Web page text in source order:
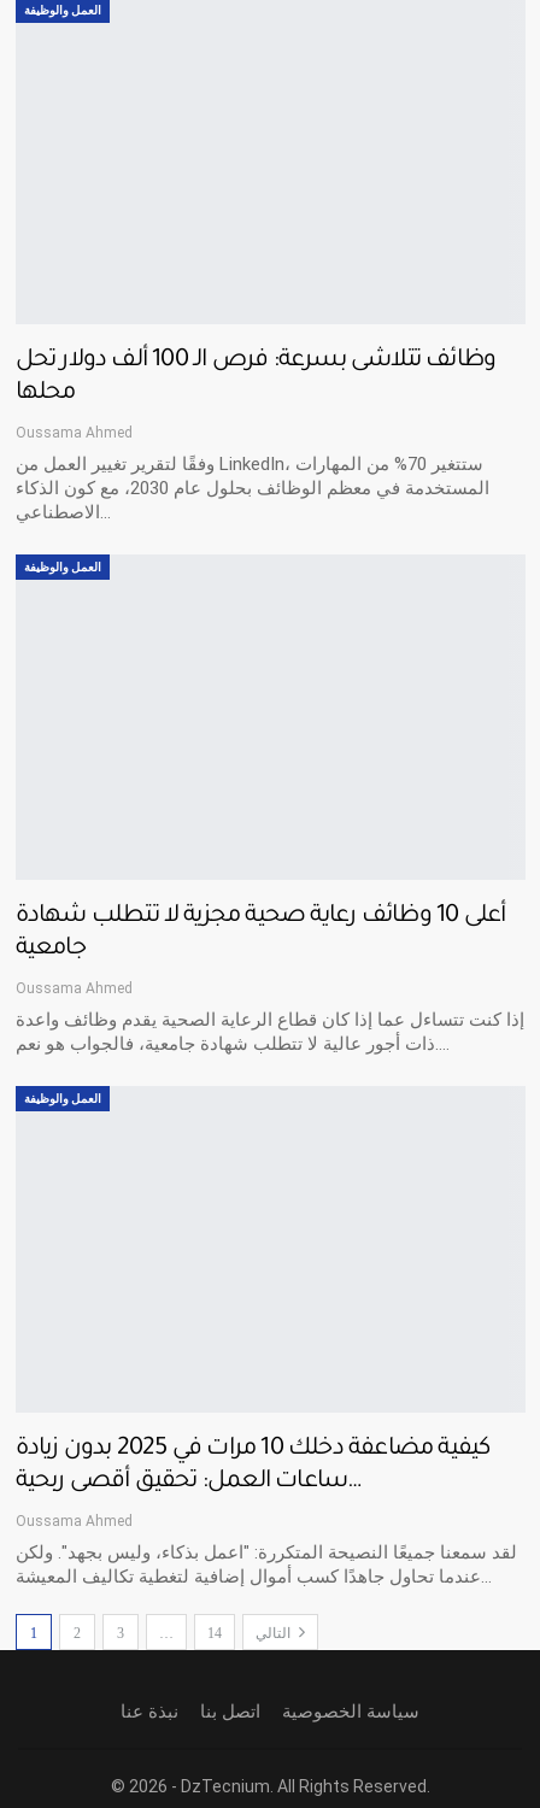
العمل والوظيفة
وظائف تتلاشى بسرعة: فرص الـ 100 ألف دولار تحل
محلها
Oussama Ahmed
وفقًا لتقرير تغيير العمل من LinkedIn، ستتغير 70% من المهارات
المستخدمة في معظم الوظائف بحلول عام 2030، مع كون الذكاء
الاصطناعي…
العمل والوظيفة
أعلى 10 وظائف رعاية صحية مجزية لا تتطلب شهادة
جامعية
Oussama Ahmed
إذا كنت تتساءل عما إذا كان قطاع الرعاية الصحية يقدم وظائف واعدة
ذات أجور عالية لا تتطلب شهادة جامعية، فالجواب هو نعم.…
العمل والوظيفة
كيفية مضاعفة دخلك 10 مرات في 2025 بدون زيادة
ساعات العمل: تحقيق أقصى ربحية…
Oussama Ahmed
لقد سمعنا جميعًا النصيحة المتكررة: "اعمل بذكاء، وليس بجهد". ولكن
عندما تحاول جاهدًا كسب أموال إضافية لتغطية تكاليف المعيشة…
1 2 3 … 14
نبذة عنا اتصل بنا سياسة الخصوصية
© 2026 - DzTecnium. All Rights Reserved.